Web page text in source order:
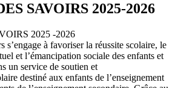
SAVOIRS 2025-2026
2025 -2026
s’engage à favoriser la réussite scolaire, le
et l’émancipation sociale des enfants et
un service de soutien et
destiné aux enfants de l’enseignement